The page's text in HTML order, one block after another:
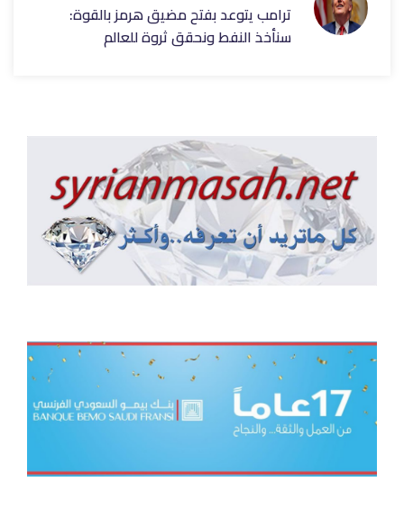
ترامب يتوعد بفتح مضيق هرمز بالقوة:
سنأخذ النفط ونحقق ثروة للعالم